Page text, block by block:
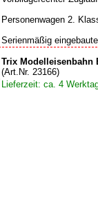
Personenwagen 2.
Serienmäßig
Trix Modelleisenbahn
(Art.Nr. 23166)
Lieferzeit: ca. 4